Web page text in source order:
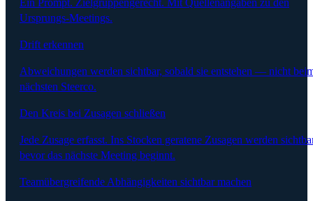
Ein Prompt. Zielgruppengerecht. Mit Quellenangaben zu den
Ursprungs-Meetings.
Drift erkennen
Abweichungen werden sichtbar, sobald sie entstehen — nicht
nächsten Steerco.
Den Kreis bei Zusagen schließen
Jede Zusage erfasst. Ins Stocken geratene Zusagen werden
bevor das nächste Meeting beginnt.
Teamübergreifende Abhängigkeiten sichtbar machen